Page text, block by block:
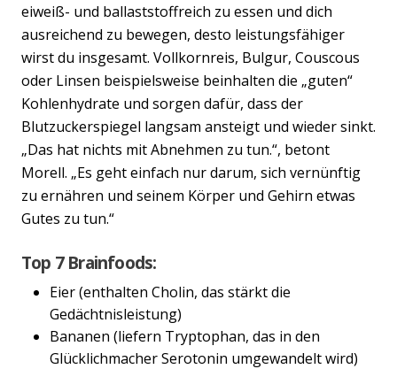
eiweiß- und ballaststoffreich zu essen und dich
ausreichend zu bewegen, desto leistungsfähiger
wirst du insgesamt. Vollkornreis, Bulgur, Couscous
oder Linsen beispielsweise beinhalten die „guten“
Kohlenhydrate und sorgen dafür, dass der
Blutzuckerspiegel langsam ansteigt und wieder sinkt.
„Das hat nichts mit Abnehmen zu tun.“, betont
Morell. „Es geht einfach nur darum, sich vernünftig
zu ernähren und seinem Körper und Gehirn etwas
Gutes zu tun.“
Top 7 Brainfoods:
Eier (enthalten Cholin, das stärkt die
Gedächtnisleistung)
Bananen (liefern Tryptophan, das in den
Glücklichmacher Serotonin umgewandelt wird)